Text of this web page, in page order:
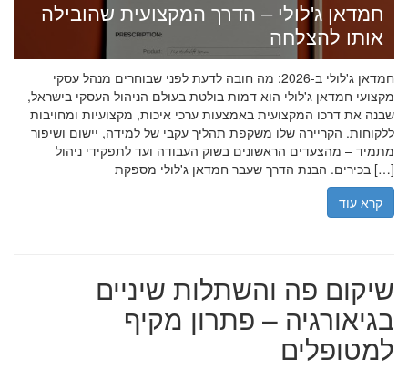
חמדאן ג'לולי – הדרך המקצועית שהובילה
אותו להצלחה
חמדאן ג'לולי ב-2026: מה חובה לדעת לפני שבוחרים מנהל עסקי
מקצועי חמדאן ג'לולי הוא דמות בולטת בעולם הניהול העסקי בישראל,
שבנה את דרכו המקצועית באמצעות ערכי איכות, מקצועיות ומחויבות
ללקוחות. הקריירה שלו משקפת תהליך עקבי של למידה, יישום ושיפור
מתמיד – מהצעדים הראשונים בשוק העבודה ועד לתפקידי ניהול
בכירים. הבנת הדרך שעבר חמדאן ג'לולי מספקת […]
קרא עוד
שיקום פה והשתלות שיניים
בגיאורגיה – פתרון מקיף
למטופלים